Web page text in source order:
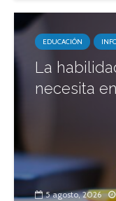
EDUCACIÓN
La
necesita
5 agosto, 2026